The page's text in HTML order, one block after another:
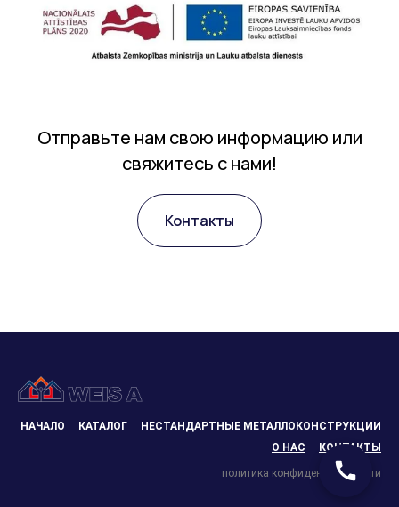
Отправьте нам свою информацию или
свяжитесь с нами!
Контакты
НАЧАЛО КАТАЛОГ
НЕСТАНДАРТНЫЕ МЕТАЛЛОКОНСТРУКЦИИ
О НАС
КОНТАКТЫ
политика конфиденциальности